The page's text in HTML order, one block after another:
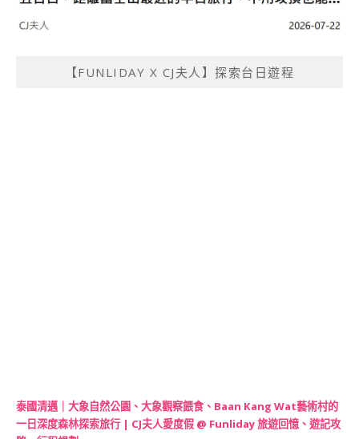
【FUNLIDAY X CJ夫人】探索台日遊程
泰國清邁｜大象自然公園、大象觀察餵食、Baan Kang Wat藝術村的
一日深度森林探索旅行 | CJ夫人愛度假 @ Funliday 旅遊回憶、遊記攻